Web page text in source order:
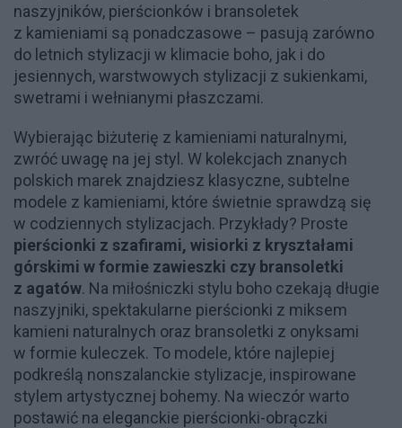
naszyjników, pierścionków i bransoletek
z kamieniami są ponadczasowe – pasują zarówno
do letnich stylizacji w klimacie boho, jak i do
jesiennych, warstwowych stylizacji z sukienkami,
swetrami i wełnianymi płaszczami.
Wybierając biżuterię z kamieniami naturalnymi,
zwróć uwagę na jej styl. W kolekcjach znanych
polskich marek znajdziesz klasyczne, subtelne
modele z kamieniami, które świetnie sprawdzą się
w codziennych stylizacjach. Przykłady? Proste
pierścionki z szafirami, wisiorki z kryształami
górskimi w formie zawieszki czy bransoletki
z agatów. Na miłośniczki stylu boho czekają długie
naszyjniki, spektakularne pierścionki z miksem
kamieni naturalnych oraz bransoletki z onyksami
w formie kuleczek. To modele, które najlepiej
podkreślą nonszalanckie stylizacje, inspirowane
stylem artystycznej bohemy. Na wieczór warto
postawić na eleganckie pierścionki-obrączki